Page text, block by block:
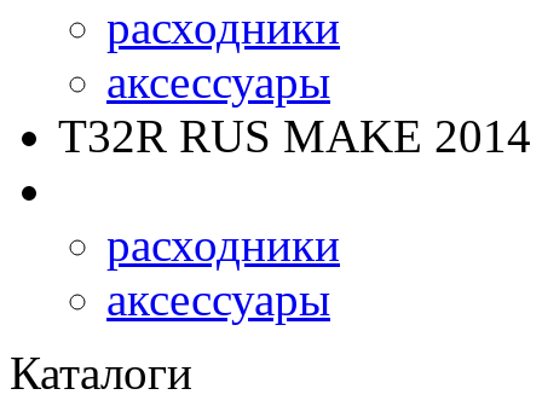
расходники
аксессуары
T32R RUS MAKE 2014
расходники
аксессуары
Каталоги